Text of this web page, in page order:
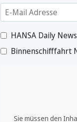
HANSA Daily
Binnenschifffahrt
Sie müssen den